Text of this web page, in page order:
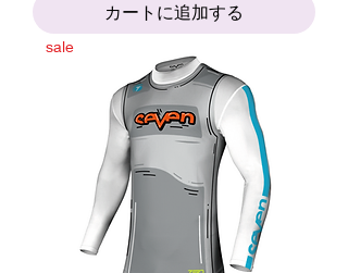
カートに追加する
sale